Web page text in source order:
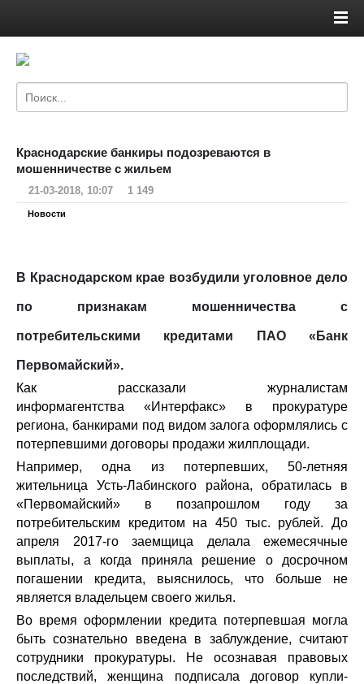
Краснодарские банкиры подозреваются в
мошенничестве с жильем
21-03-2018, 10:07 1 149
Новости
В Краснодарском крае возбудили уголовное дело
по признакам мошенничества с
потребительскими кредитами ПАО «Банк
Первомайский».
Как рассказали журналистам
информагентства «Интерфакс» в прокуратуре
региона, банкирами под видом залога оформлялись с
потерпевшими договоры продажи жилплощади.
Например, одна из потерпевших, 50-летняя
жительница Усть-Лабинского района, обратилась в
«Первомайский» в позапрошлом году за
потребительским кредитом на 450 тыс. рублей. До
апреля 2017-го заемщица делала ежемесячные
выплаты, а когда приняла решение о досрочном
погашении кредита, выяснилось, что больше не
является владельцем своего жилья.
Во время оформлении кредита потерпевшая могла
быть сознательно введена в заблуждение, считают
сотрудники прокуратуры. Не осознавая правовых
последствий, женщина подписала договор купли-